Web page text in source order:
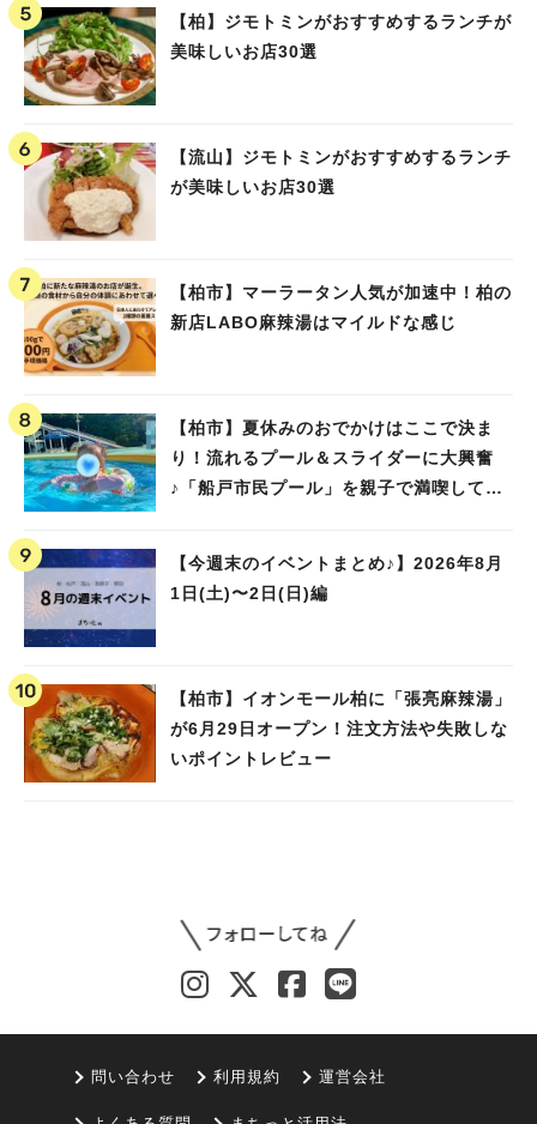
【柏】ジモトミンがおすすめするランチが
美味しいお店30選
【流山】ジモトミンがおすすめするランチ
が美味しいお店30選
【柏市】マーラータン人気が加速中！柏の
新店LABO麻辣湯はマイルドな感じ
【柏市】夏休みのおでかけはここで決ま
り！流れるプール＆スライダーに大興奮
♪「船戸市民プール」を親子で満喫してき
【今週末のイベントまとめ♪】2026年8月
1日(土)〜2日(日)編
【柏市】イオンモール柏に「張亮麻辣湯」
が6月29日オープン！注文方法や失敗しな
いポイントレビュー
問い合わせ 利用規約 運営会社